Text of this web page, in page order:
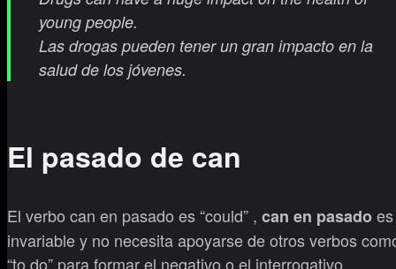
young people.
Las drogas pueden tener un gran impacto en la
salud de los jóvenes.
El pasado de can
El verbo can en pasado es “could” , can en pasadoes
invariable y no necesita apoyarse de otros verbos
“to do” para formar el negativo o el interrogativo.